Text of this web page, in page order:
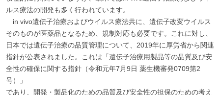
ルス療法の開発も多く行われています。
in vivo遺伝子治療およびウイルス療法共に、遺伝子改変ウイルス
そのものが医薬品となるため、規制対応も必要です。これに対し、
日本では遺伝子治療の品質管理について、2019年に厚労省から関連
指針が公表されました。これは「遺伝子治療用製品等の品質及び安
全性の確保に関する指針（令和元年7月9日 薬生機審発0709第2
号）」
であり、開発・製品化のための品質及び安全性の担保のための考え